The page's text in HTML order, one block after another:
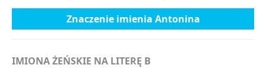
Znaczenie imienia Antonina
IMIONA ŻEŃSKIE NA LITERĘ B